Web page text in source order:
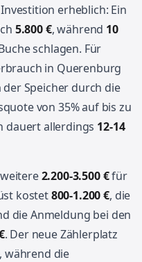
erheblich: Ein
5.800 €, während 10
schlagen. Für
in Querenburg
Speicher durch die
von 35% auf bis zu
dauert allerdings 12-14
2.200-3.500 €für
kostet800-1.200 €, die
die Anmeldung bei den
. Der neue Zählerplatz
während die